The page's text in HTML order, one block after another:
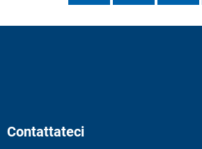
Contattateci